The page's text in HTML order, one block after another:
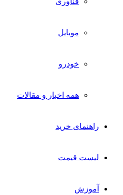
موبایل
خودرو
همه اخبار و مقالات
راهنمای خرید
لیست قیمت
آموزش